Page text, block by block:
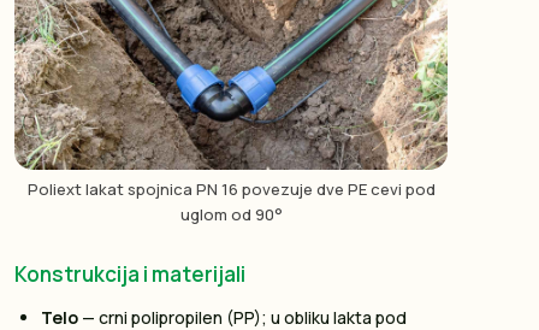
Poliext lakat spojnica PN 16 povezuje dve PE cevi pod
uglom od 90°
Konstrukcija i materijali
Telo — crni polipropilen (PP); u obliku lakta pod